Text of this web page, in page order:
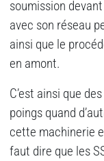
soumission
avec son réseau
ainsi que le
en amont.
C’est ainsi que
poings quand
cette machinerie
faut dire que les